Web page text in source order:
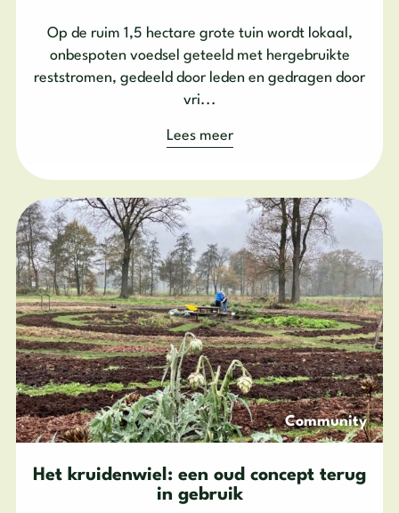
Op de ruim 1,5 hectare grote tuin wordt lokaal,
onbespoten voedsel geteeld met hergebruikte
reststromen, gedeeld door leden en gedragen door
vri...
Lees meer
Community
Het kruidenwiel: een oud concept terug
in gebruik